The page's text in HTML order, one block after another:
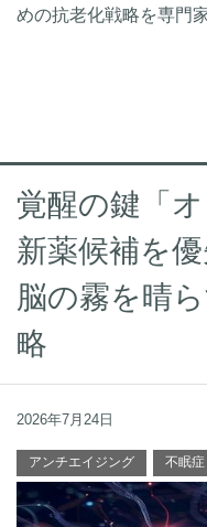
めの抗老化戦略を専門
覚醒の鍵「
新薬候補を
脳の霧を晴
略
2026年7月24日
アンチエイジング 不眠症